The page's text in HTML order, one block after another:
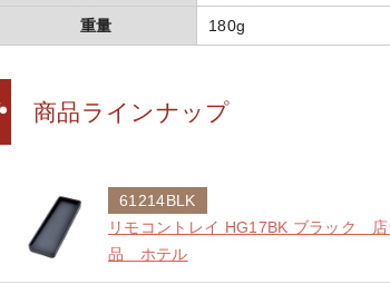
重量 180g
商品ラインナップ
61214BLK
リモコントレイ HG17BK ブラック
品 ホテル